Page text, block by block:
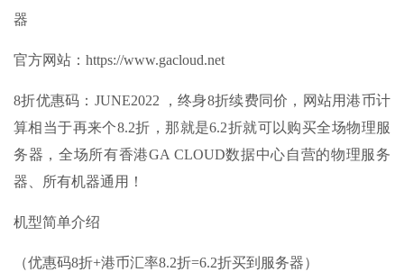
器
官方网站 ：https://www.gacloud.net
8折优惠码：JUNE2022 ，终身8折续费同价，网站用港币计
算相当于再来个8.2折，那就是6.2折就可以购买全场物理服
务器，全场所有香港GA CLOUD数据中心自营的物理服务
器、所有机器通用！
机型简单介绍
（优惠码8折+港币汇率8.2折=6.2折买到服务器）